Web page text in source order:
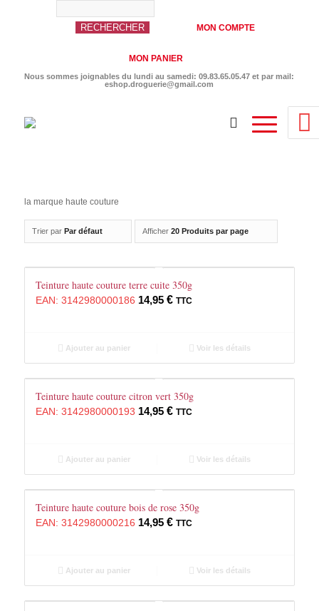
MON COMPTE
MON PANIER
Nous sommes joignables du lundi au samedi: 09.83.65.05.47 et par mail:
eshop.droguerie@gmail.com
la marque haute couture
Trier par Par défaut Afficher 20 Produits par page
Teinture haute couture terre cuite 350g
EAN: 3142980000186 14,95 € TTC
Ajouter au panier Voir les détails
Teinture haute couture citron vert 350g
EAN: 3142980000193 14,95 € TTC
Ajouter au panier Voir les détails
Teinture haute couture bois de rose 350g
EAN: 3142980000216 14,95 € TTC
Ajouter au panier Voir les détails